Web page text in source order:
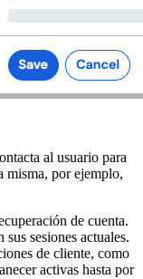
al usuario para
misma, por ejemplo,
de cuenta.
sesiones actuales.
de cliente, como
activas hasta por